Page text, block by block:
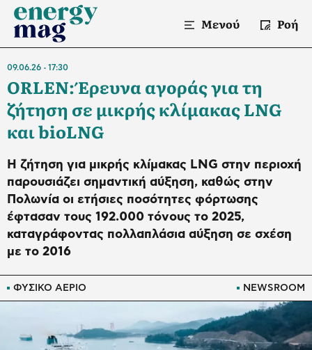
Μενού Ροή
ΦΥΣΙΚΟ ΑΕΡΙΟ NEWSROOM
09.06.26 17:30
ORLEN: Έρευνα αγοράς για τη
ζήτηση σε μικρής κλίμακας LNG
και bioLNG
Η ζήτηση για μικρής κλίμακας LNG στην περιοχή
παρουσιάζει σημαντική αύξηση, καθώς στην
Πολωνία οι ετήσιες ποσότητες φόρτωσης
έφτασαν τους 192.000 τόνους το 2025,
καταγράφοντας πολλαπλάσια αύξηση σε σχέση
με το 2016